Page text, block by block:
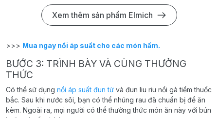
Xem thêm sản phẩm Elmich
>>> Mua ngay nồi áp suất cho các món hầm.
BƯỚC 3: TRÌNH BÀY VÀ CÙNG THƯỞNG
THỨC
Có thể sử dụng nồi áp suất đun từ và đun liu riu nồi gà tiềm thuốc
bắc. Sau khi nước sôi, bạn có thể nhúng rau đã chuẩn bị để ăn
kèm. Ngoài ra, mọi người có thể thưởng thức món ăn này với bún